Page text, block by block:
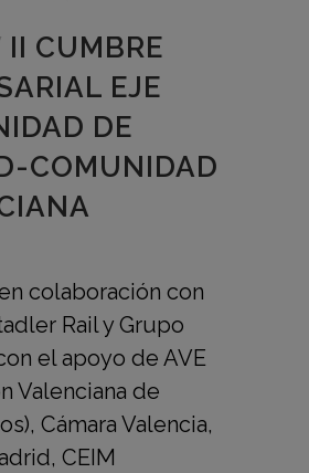
II CUMBRE
EJE
DE
COMUNIDAD
colaboración con
Rail y Grupo
el apoyo de AVE
Valenciana de
Cámara Valencia,
CEIM